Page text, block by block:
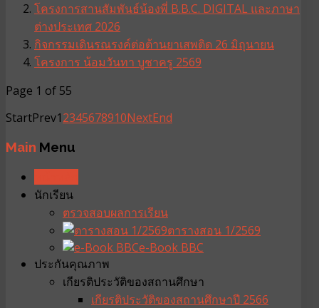
โครงการสานสัมพันธ์น้องพี่ B.B.C. DIGITAL และภาษา
ต่างประเทศ 2026
กิจกรรมเดินรณรงค์ต่อต้านยาเสพติด 26 มิถุนายน
โครงการ น้อมวันทา บูชาครู 2569
Page 1 of 55
StartPrev12345678910NextEnd
Main Menu
นักเรียน
ตรวจสอบผลการเรียน
ตารางสอน 1/2569
e-Book BBC
ประกันคุณภาพ
เกียรติประวัติของสถานศึกษา
เกียรติประวัติของสถานศึกษาปี 2566